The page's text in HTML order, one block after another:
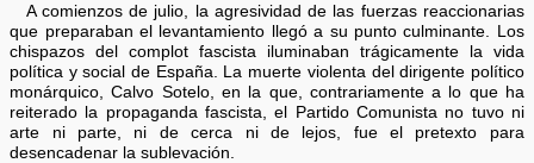
A comienzos de julio, la agresividad de las fuerzas reaccionarias
que preparaban el levantamiento llegó a su punto culminante. Los
chispazos del complot fascista iluminaban trágicamente la vida
política y social de España. La muerte violenta del dirigente político
monárquico, Calvo Sotelo, en la que, contrariamente a lo que ha
reiterado la propaganda fascista, el Partido Comunista no tuvo ni
arte ni parte, ni de cerca ni de lejos, fue el pretexto para
desencadenar la sublevación.